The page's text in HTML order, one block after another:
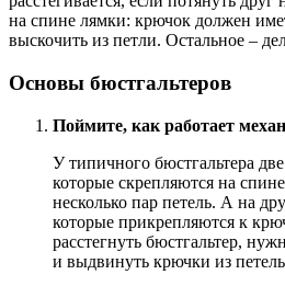
на спине лямки: крючок должен
выскочить из петли. Остальное –
Основы бюстгальтеров
Поймите, как работает
У типичного бюстгальтера
которые скрепляются на
несколько пар петель. А на
которые прикрепляются к
расстегнуть бюстгальтер,
и выдвинуть крючки из